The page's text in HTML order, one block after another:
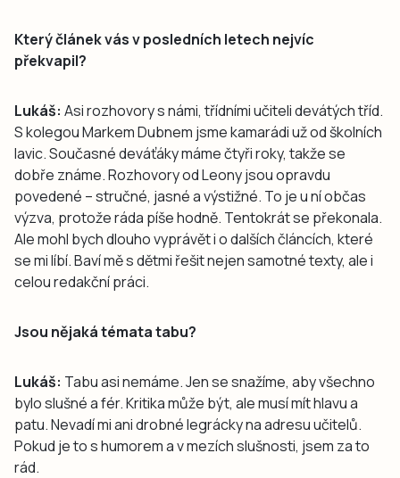
Který článek vás v posledních letech nejvíc
překvapil?
Lukáš: Asi rozhovory s námi, třídními učiteli devátých tříd.
S kolegou Markem Dubnem jsme kamarádi už od školních
lavic. Současné deváťáky máme čtyři roky, takže se
dobře známe. Rozhovory od Leony jsou opravdu
povedené – stručné, jasné a výstižné. To je u ní občas
výzva, protože ráda píše hodně. Tentokrát se překonala.
Ale mohl bych dlouho vyprávět i o dalších článcích, které
se mi líbí. Baví mě s dětmi řešit nejen samotné texty, ale i
celou redakční práci.
Jsou nějaká témata tabu?
Lukáš: Tabu asi nemáme. Jen se snažíme, aby všechno
bylo slušné a fér. Kritika může být, ale musí mít hlavu a
patu. Nevadí mi ani drobné legrácky na adresu učitelů.
Pokud je to s humorem a v mezích slušnosti, jsem za to
rád.